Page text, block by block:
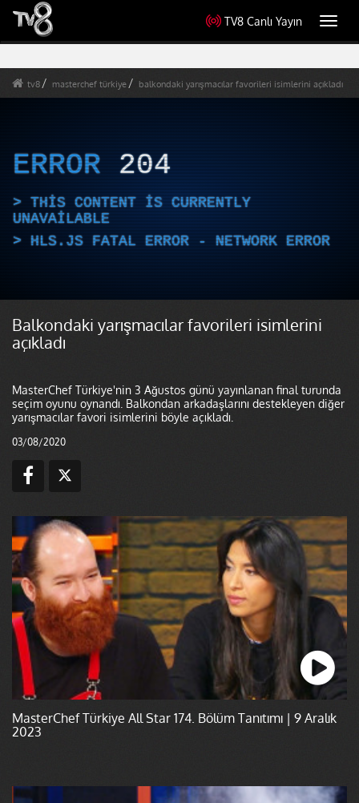
TV8 Canlı Yayın
tv8 masterchef türkiye balkondaki yarışmacılar favorileri isimlerini açıkladı
ERROR 204
THIS CONTENT IS CURRENTLY
UNAVAILABLE
HLS.JS FATAL ERROR - NETWORK ERROR
Balkondaki yarışmacılar favorileri isimlerini
açıkladı
MasterChef Türkiye'nin 3 Ağustos günü yayınlanan final turunda
seçim oyunu oynandı. Balkondan arkadaşlarını destekleyen diğer
yarışmacılar favori isimlerini böyle açıkladı.
03/08/2020
MasterChef Türkiye All Star 174. Bölüm Tanıtımı | 9 Aralık
2023